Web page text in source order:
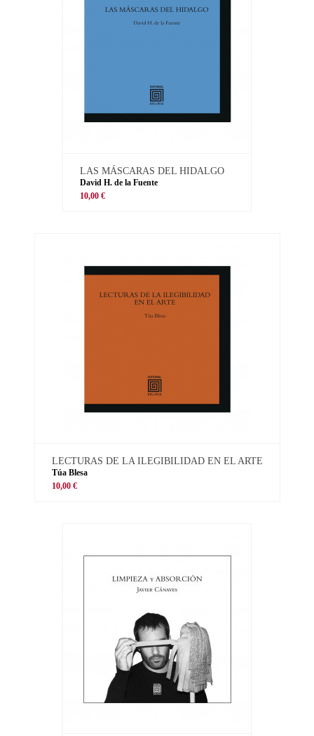
LAS MÁSCARAS DEL HIDALGO
David H. de la Fuente
10,00 €
LECTURAS DE LA ILEGIBILIDAD EN EL ARTE
Túa Blesa
10,00 €